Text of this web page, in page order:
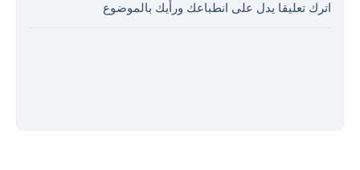
اترك تعليقا يدل على انطباعك ورأيك بالموضوع